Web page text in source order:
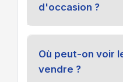
d'occasion ?
Où peut-on voir
vendre ?